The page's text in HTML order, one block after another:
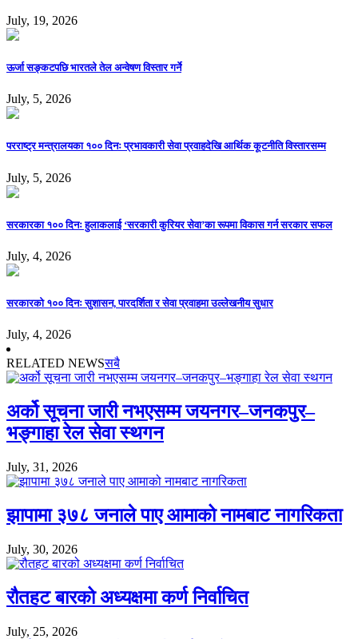
July, 19, 2026
ऊर्जा सङ्कटपछि भारतले तेल अन्वेषण विस्तार गर्ने
July, 5, 2026
परराष्ट्र मन्त्रालयका १०० दिनः प्रभावकारी सेवा प्रवाहदेखि आर्थिक कूटनीति विस्तारसम्म
July, 5, 2026
सरकारका १०० दिनः हुलाकलाई ‘सरकारी कुरियर सेवा’का रूपमा विकास गर्न सरकार सफल
July, 4, 2026
सरकारको १०० दिनः सुशासन, पारदर्शिता र सेवा प्रवाहमा उल्लेखनीय सुधार
July, 4, 2026
RELATED NEWSसबै
अर्को सूचना जारी नभएसम्म जयनगर–जनकपुर–
भङ्गाहा रेल सेवा स्थगन
July, 31, 2026
झापामा ३७८ जनाले पाए आमाको नामबाट नागरिकता
July, 30, 2026
रौतहट बारको अध्यक्षमा कर्ण निर्वाचित
July, 25, 2026